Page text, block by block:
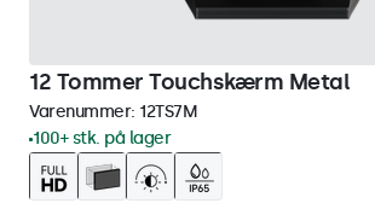
12 Tommer Touchskærm Metal
Varenummer: 12TS7M
100+ stk. på lager